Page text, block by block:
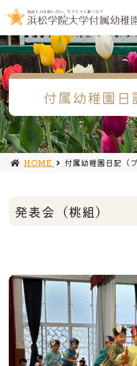
付属幼稚園日
HOME 付属幼稚園日記（ブ
発表会（桃組）